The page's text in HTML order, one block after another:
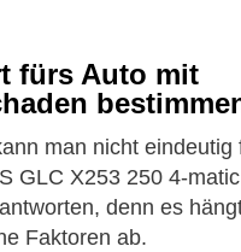
fürs Auto mit
man nicht eindeutig
GLC X253 250 4-
denn es
Faktoren ab.